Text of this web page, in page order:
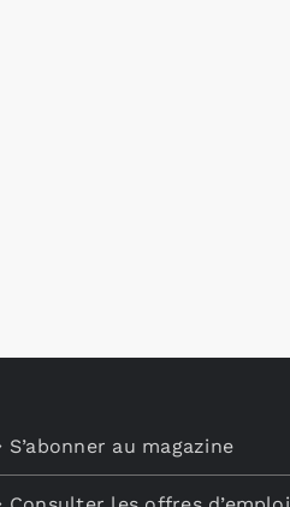
S’abonner au magazine